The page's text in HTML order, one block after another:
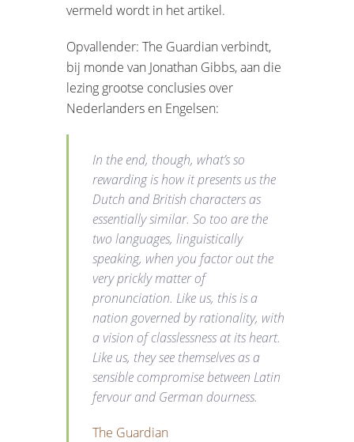
vermeld wordt in het artikel.
Opvallender: The Guardian verbindt,
bij monde van Jonathan Gibbs, aan die
lezing grootse conclusies over
Nederlanders en Engelsen:
In the end, though, what’s so
rewarding is how it presents us the
Dutch and British characters as
essentially similar. So too are the
two languages, linguistically
speaking, when you factor out the
very prickly matter of
pronunciation. Like us, this is a
nation governed by rationality, with
a vision of classlessness at its heart.
Like us, they see themselves as a
sensible compromise between Latin
fervour and German dourness.
The Guardian